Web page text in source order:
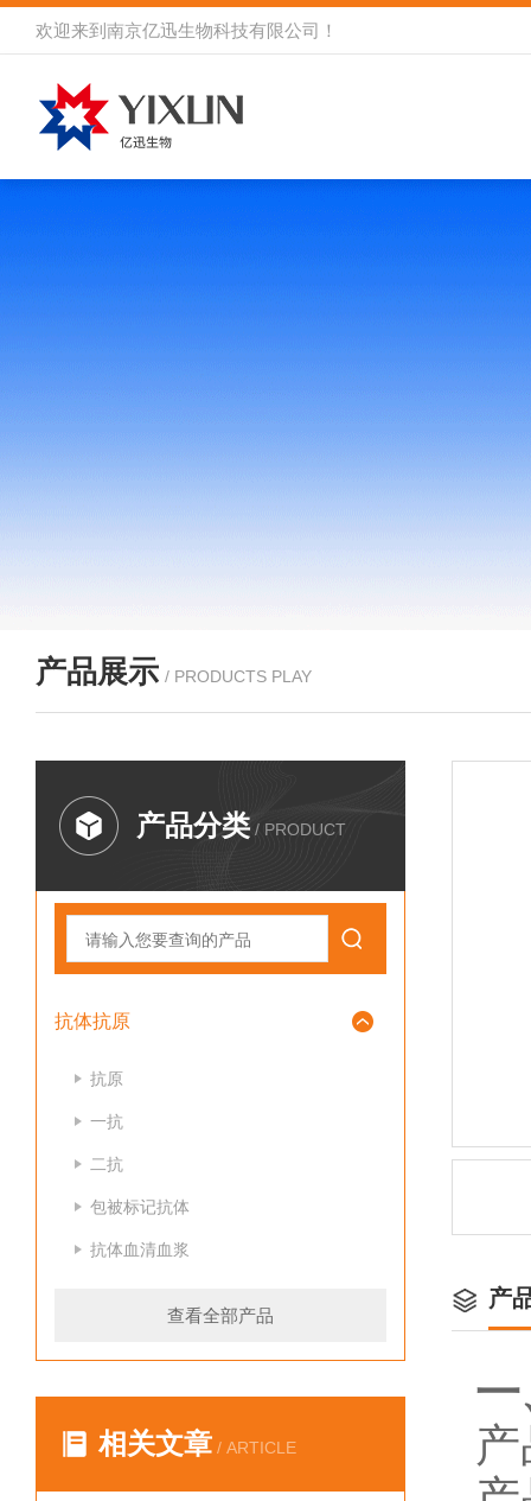
欢迎来到 南京亿迅生物科技有限公司 ！
产品展示 / PRODUCTS PLAY
产品分类 / PRODUCT
抗体抗原
抗原
一抗
二抗
包被标记抗体
抗体血清血浆
查看全部产品
相关文章 / ARTICLE
产